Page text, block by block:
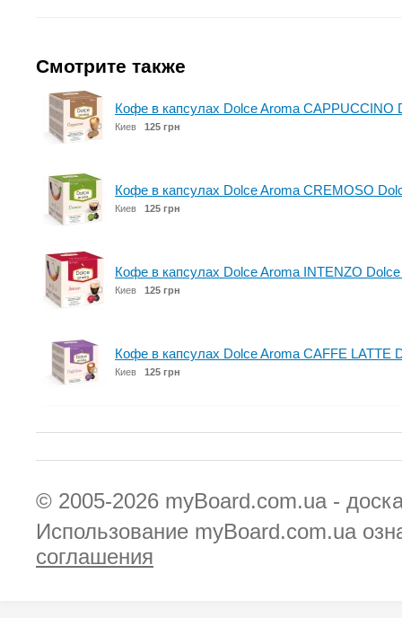
Смотрите также
Кофе в капсулах Dolce Aroma CAPPUCCINO
Киев 125 грн
Кофе в капсулах Dolce Aroma CREMOSO
Киев 125 грн
Кофе в капсулах Dolce Aroma INTENZO
Киев 125 грн
Кофе в капсулах Dolce Aroma CAFFE LATTE
Киев 125 грн
© 2005-2026 myBoard.com.ua -
Использование myBoard.com.ua
соглашения